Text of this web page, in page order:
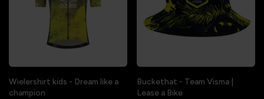
Wielershirt kids - Dream like a
champion
Buckethat - Team Visma |
Lease a Bike